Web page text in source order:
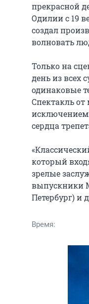
прекрасной
Одилии с 19
создал
волновать
Только на
день из всех
одинаковые
Спектакль от
сердца
который
зрелые
выпускники
Петербург) и
Время: